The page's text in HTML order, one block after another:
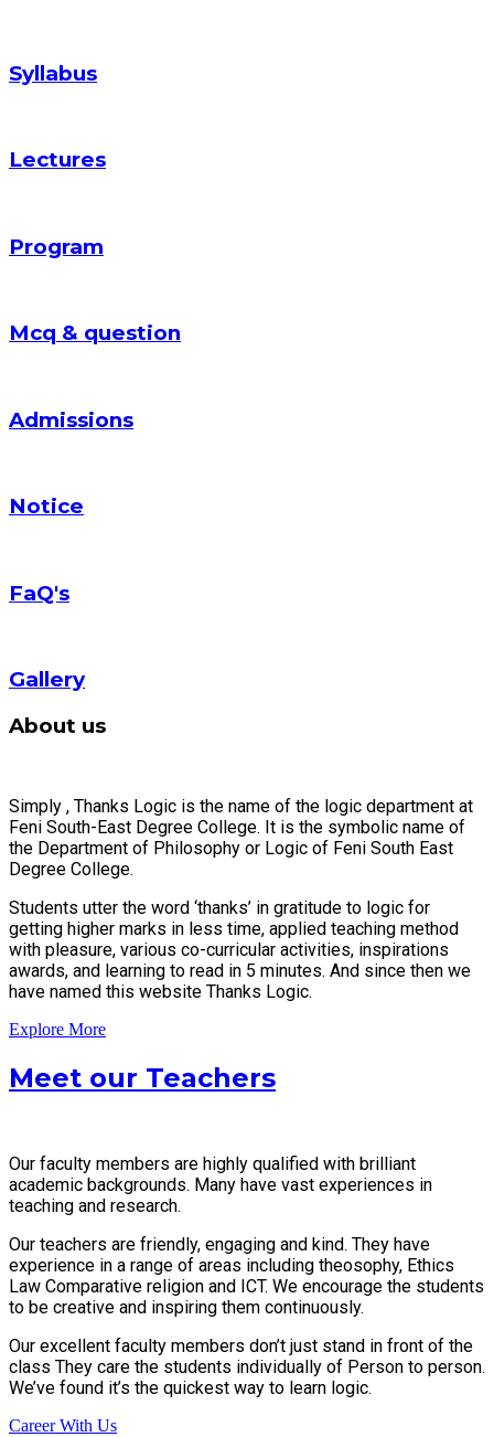
Syllabus
Lectures
Program
Mcq & question
Admissions
Notice
FaQ's
Gallery
About us
Simply , Thanks Logic is the name of the logic department at
Feni South-East Degree College. It is the symbolic name of
the Department of Philosophy or Logic of Feni South East
Degree College.
Students utter the word ‘thanks’ in gratitude to logic for
getting higher marks in less time, applied teaching method
with pleasure, various co-curricular activities, inspirations
awards, and learning to read in 5 minutes. And since then we
have named this website Thanks Logic.
Explore More
Meet our Teachers
Our faculty members are highly qualified with brilliant
academic backgrounds. Many have vast experiences in
teaching and research.
Our teachers are friendly, engaging and kind. They have
experience in a range of areas including theosophy, Ethics
Law Comparative religion and ICT. We encourage the students
to be creative and inspiring them continuously.
Our excellent faculty members don’t just stand in front of the
class They care the students individually of Person to person.
We’ve found it’s the quickest way to learn logic.
Career With Us